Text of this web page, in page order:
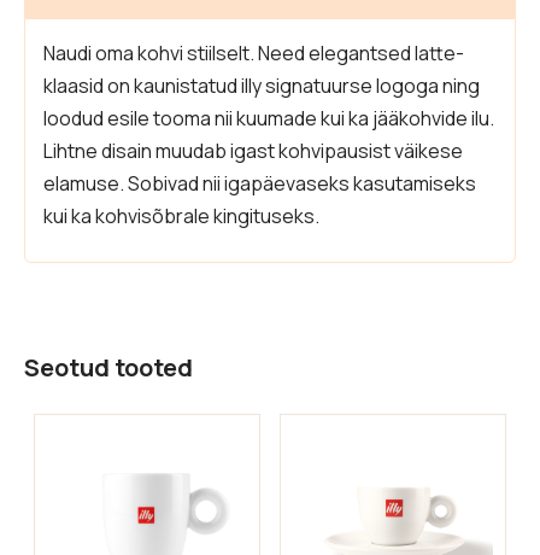
Naudi oma kohvi stiilselt. Need elegantsed latte-
klaasid on kaunistatud illy signatuurse logoga ning
loodud esile tooma nii kuumade kui ka jääkohvide ilu.
Lihtne disain muudab igast kohvipausist väikese
elamuse. Sobivad nii igapäevaseks kasutamiseks
kui ka kohvisõbrale kingituseks.
Seotud tooted